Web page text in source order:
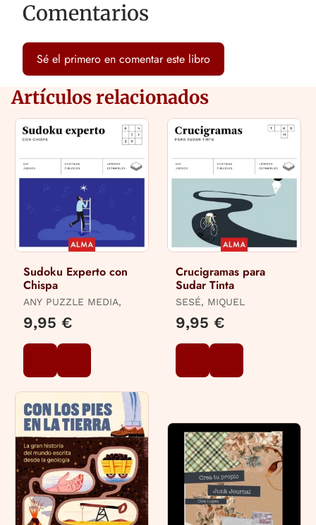
Comentarios
Sé el primero en comentar este libro
Artículos relacionados
Sudoku Experto con
Chispa
ANY PUZZLE MEDIA,
9,95 €
Crucigramas para
Sudar Tinta
SESÉ, MIQUEL
9,95 €